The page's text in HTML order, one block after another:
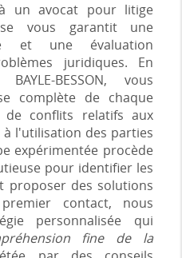
un avocat pour litige
vous garantit une
et une évaluation
juridiques. En
BESSON, vous
complète de chaque
de conflits relatifs aux
l'utilisation des parties
expérimentée procède
pour identifier les
proposer des solutions
contact, nous
personnalisée qui
fine de la